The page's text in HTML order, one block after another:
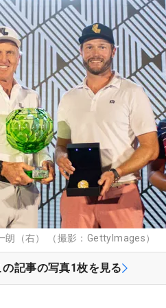
朗（右） （撮影：GettyImages）
の記事の写真1枚を見る